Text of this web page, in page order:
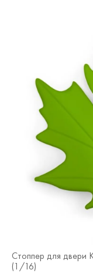
Стоппер для двери
(1 /16)